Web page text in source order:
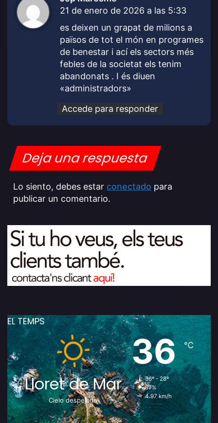
i
e
21 de enero de 2026 a las 5:33
es deixen un grapat de milions a
països de tot el món en programes
de benestar i ací els sectors més
febles de la societat els tenim
abandonats . I és diuen
«administradors»
Accede para responder
Deja una respuesta
Lo siento, debes estar conectado para
publicar un comentario.
EL TEMPS
Lloret de Mar
Cielo despejado
36℃
36º - 28º
37%
4.97 km/h